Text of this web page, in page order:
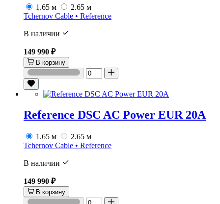
1.65 м
2.65 м
Tchernov Cable • Reference
В наличии
149 990 ₽
В корзину
Reference DSC AC Power EUR 20A
1.65 м
2.65 м
Tchernov Cable • Reference
В наличии
149 990 ₽
В корзину